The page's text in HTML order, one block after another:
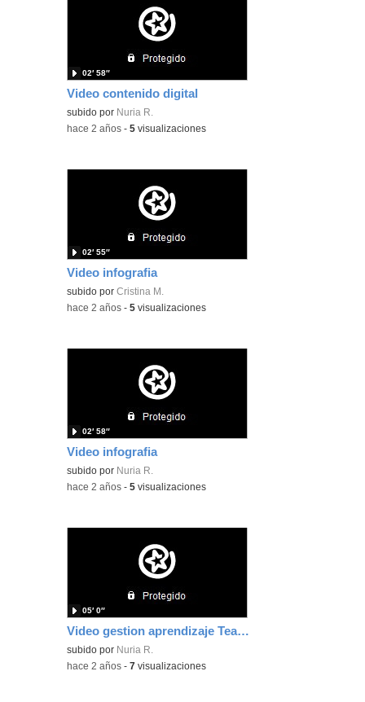
Video contenido digital
subido por Nuria R.
02′ 58″
-hace 2 años -5 visualizaciones
Video infografia
subido porCristina M.
02′ 55″
-hace 2 años -5 visualizaciones
Video infografia
subido por Nuria R.
02′ 58″
-hace 2 años -5 visualizaciones
Video gestion aprendizaje Teams y Educamos
subido por Nuria R.
05′ 0″
-hace 2 años -7 visualizaciones